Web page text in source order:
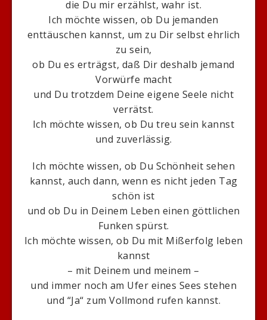
die Du mir erzählst, wahr ist.
Ich möchte wissen, ob Du jemanden
enttäuschen kannst, um zu Dir selbst ehrlich
zu sein,
ob Du es erträgst, daß Dir deshalb jemand
Vorwürfe macht
und Du trotzdem Deine eigene Seele nicht
verrätst.
Ich möchte wissen, ob Du treu sein kannst
und zuverlässig.
Ich möchte wissen, ob Du Schönheit sehen
kannst, auch dann, wenn es nicht jeden Tag
schön ist
und ob Du in Deinem Leben einen göttlichen
Funken spürst.
Ich möchte wissen, ob Du mit Mißerfolg leben
kannst
– mit Deinem und meinem –
und immer noch am Ufer eines Sees stehen
und “Ja“ zum Vollmond rufen kannst.